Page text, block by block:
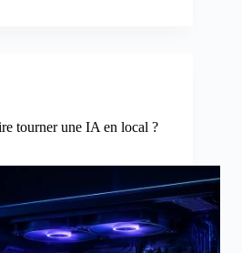
tourner une IA en local ?